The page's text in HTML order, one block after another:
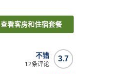
查看客房和住宿套餐
3.7
不错
12条评论